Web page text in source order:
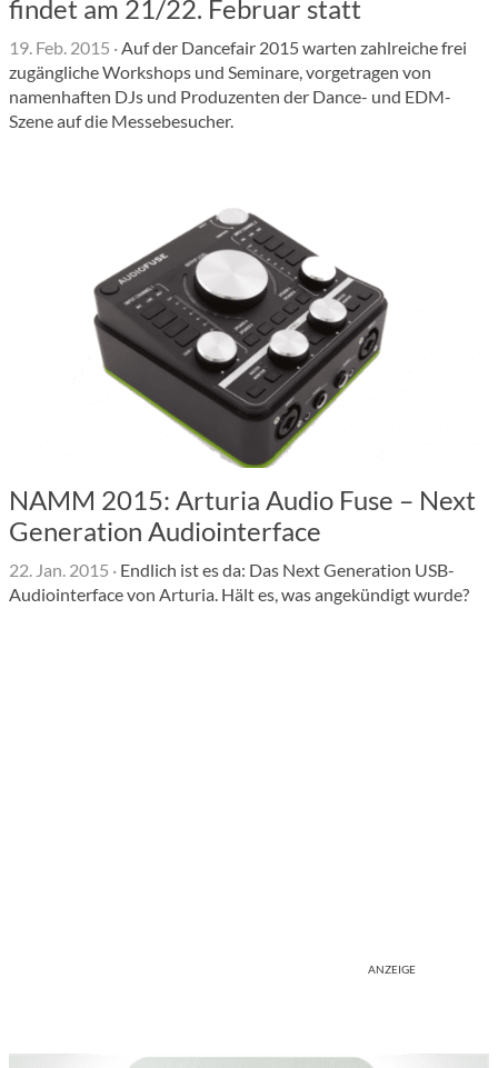
findet am 21/22. Februar statt
19. Feb. 2015 ·Auf der Dancefair 2015 warten zahlreiche frei
zugängliche Workshops und Seminare, vorgetragen von
namenhaften DJs und Produzenten der Dance- und EDM-
Szene auf die Messebesucher.
NAMM 2015: Arturia Audio Fuse – Next
Generation Audiointerface
22. Jan. 2015 · Endlich ist es da: Das Next Generation USB-
Audiointerface von Arturia. Hält es, was angekündigt wurde?
ANZEIGE